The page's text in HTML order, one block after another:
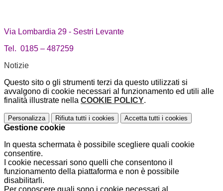
Via Lombardia 29 - Sestri Levante
Tel. 0185 – 487259
Notizie
Questo sito o gli strumenti terzi da questo utilizzati si
avvalgono di cookie necessari al funzionamento ed utili alle
finalità illustrate nella COOKIE POLICY.
Personalizza Rifiuta tutti i cookies Accetta tutti i cookies
Gestione cookie
In questa schermata è possibile scegliere quali cookie
consentire.
I cookie necessari sono quelli che consentono il
funzionamento della piattaforma e non è possibile
disabilitarli.